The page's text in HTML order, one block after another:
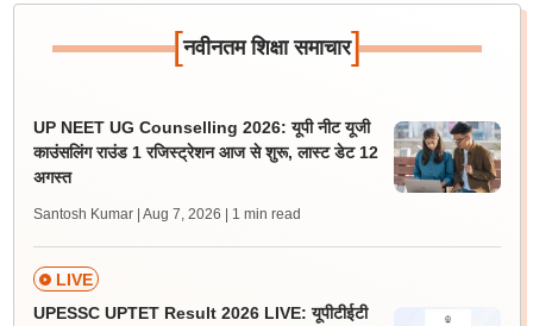
[नवीनतम शिक्षा समाचार]
UP NEET UG Counselling 2026: यूपी नीट यूजी
काउंसलिंग राउंड 1 रजिस्ट्रेशन आज से शुरू, लास्ट डेट 12
अगस्त
Santosh Kumar | Aug 7, 2026 | 1 min read
LIVE
UPESSC UPTET Result 2026 LIVE: यूपीटीईटी